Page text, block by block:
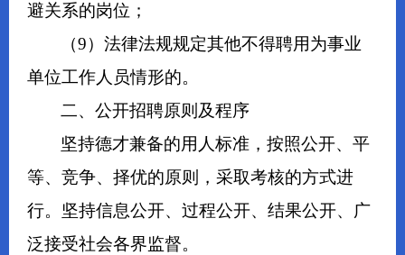
避关系的岗位；
（9）法律法规规定其他不得聘用为事业
单位工作人员情形的。
二、公开招聘原则及程序
坚持德才兼备的用人标准，按照公开、平
等、竞争、择优的原则，采取考核的方式进
行。坚持信息公开、过程公开、结果公开、广
泛接受社会各界监督。